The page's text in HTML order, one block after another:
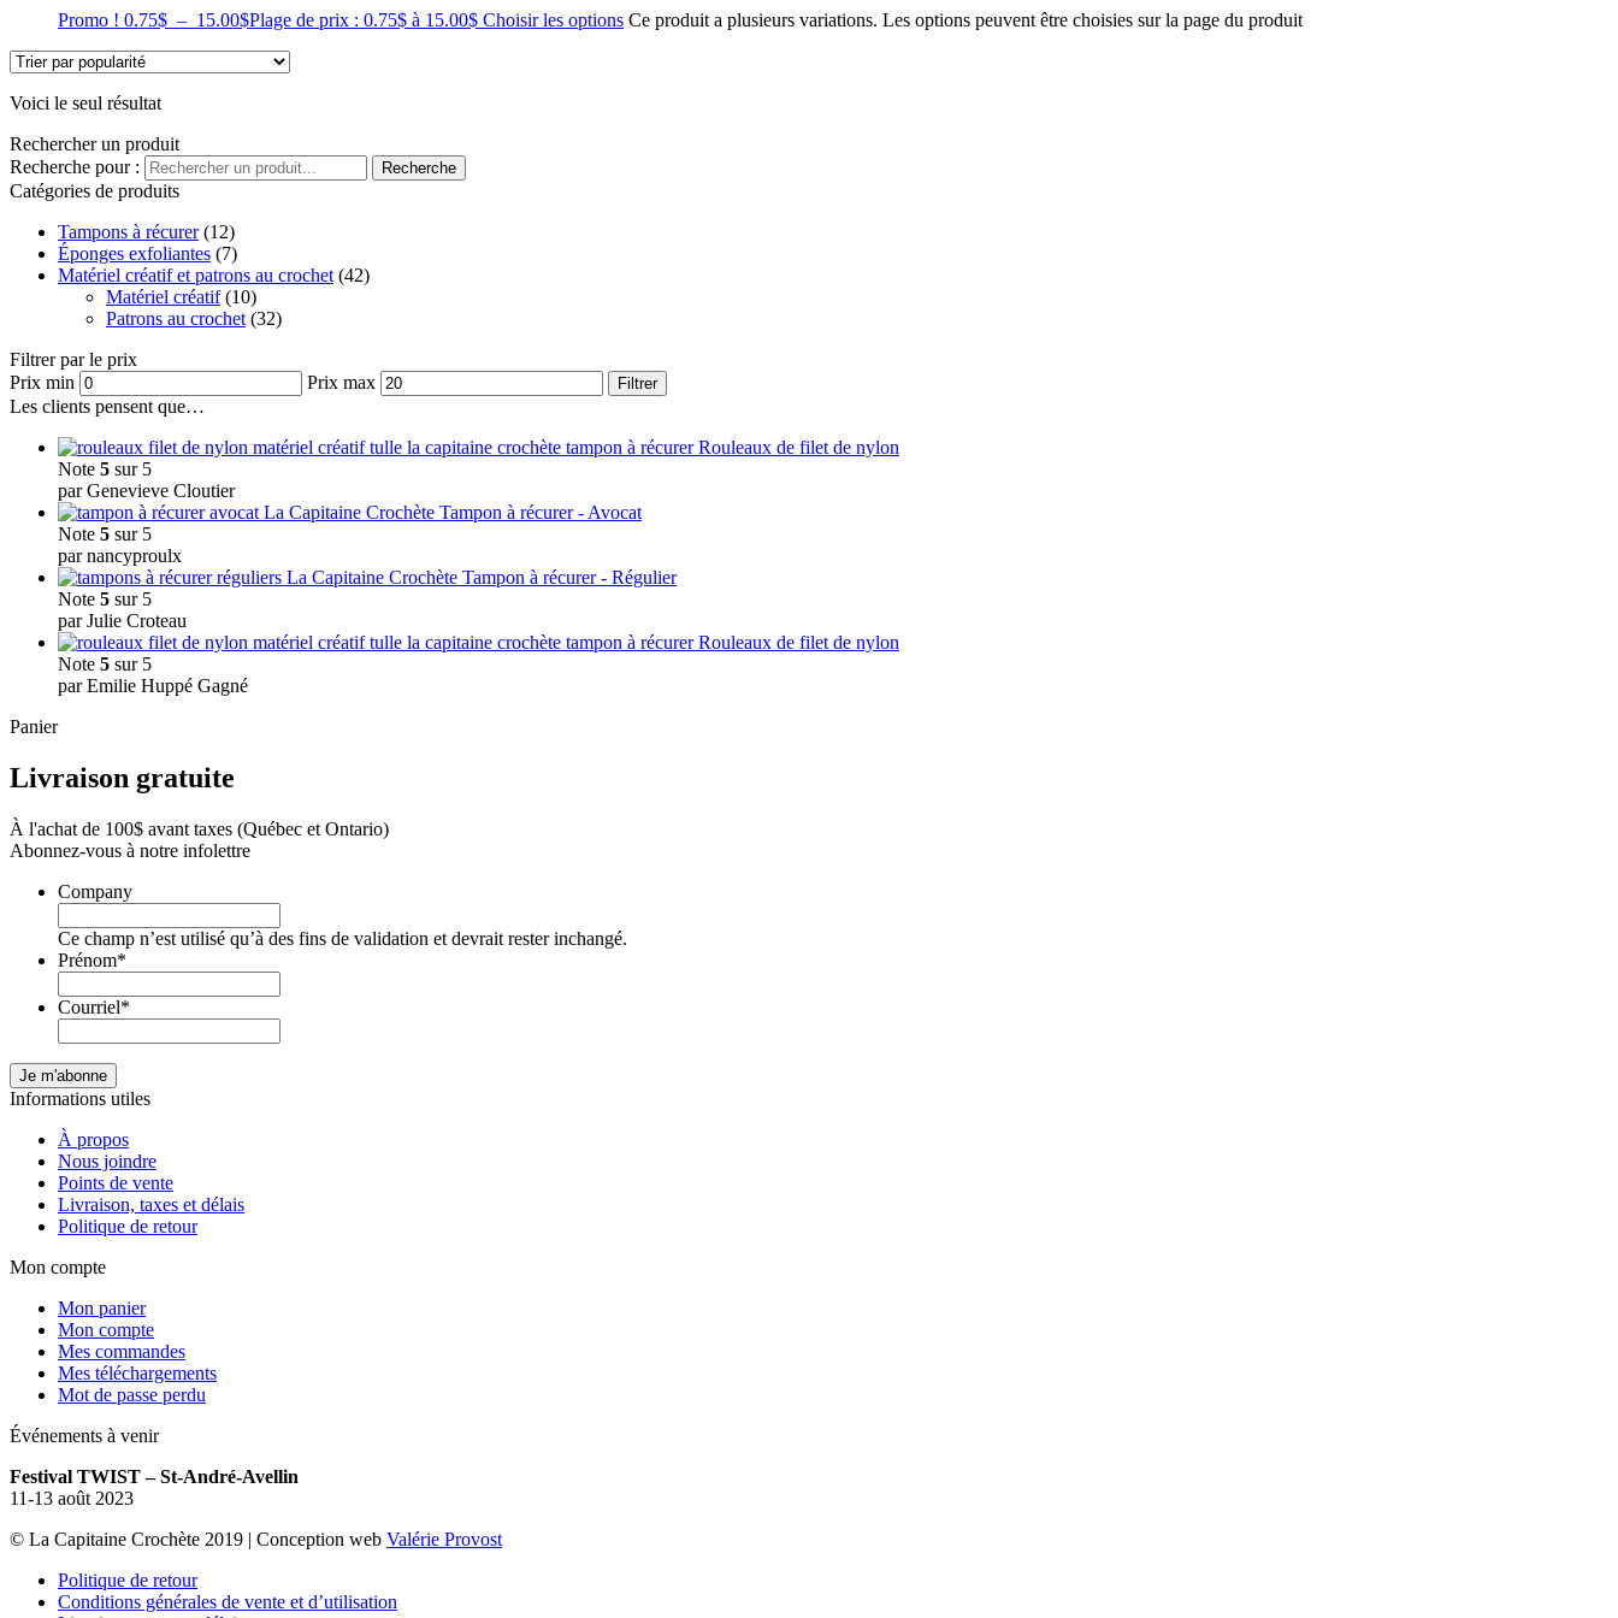
Promo ! 0.75$ – 15.00$Plage de prix : 0.75$ à 15.00$ Choisir les options Ce produit a plusieurs variations. Les options peuvent être choisies sur la page du produit
Voici le seul résultat
Rechercher un produit
Recherche pour :
Recherche
Catégories de produits
Tampons à récurer (12)
Éponges exfoliantes (7)
Matériel créatif et patrons au crochet (42)
Matériel créatif (10)
Patrons au crochet (32)
Filtrer par le prix
Prix min
Prix max Filtrer
Les clients pensent que…
Rouleaux de filet de nylon
Note 5 sur 5
par Genevieve Cloutier
Tampon à récurer - Avocat
Note 5 sur 5
par nancyproulx
Tampon à récurer - Régulier
Note 5 sur 5
par Julie Croteau
Rouleaux de filet de nylon
Note 5 sur 5
par Emilie Huppé Gagné
Panier
Livraison gratuite
À l'achat de 100$ avant taxes (Québec et Ontario)
Abonnez-vous à notre infolettre
Company
Ce champ n’est utilisé qu’à des fins de validation et devrait rester inchangé.
Prénom*
Courriel*
Informations utiles
À propos
Nous joindre
Points de vente
Livraison, taxes et délais
Politique de retour
Mon compte
Mon panier
Mon compte
Mes commandes
Mes téléchargements
Mot de passe perdu
Événements à venir
Festival TWIST – St-André-Avellin
11-13 août 2023
© La Capitaine Crochète 2019 | Conception web Valérie Provost
Politique de retour
Conditions générales de vente et d’utilisation